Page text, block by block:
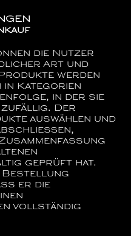
die Nutzer
Art und
werden
in Kategorien
in der sie
zufällig. Der
auswählen und
geprüft hat.
Bestellung
er die
vollständig